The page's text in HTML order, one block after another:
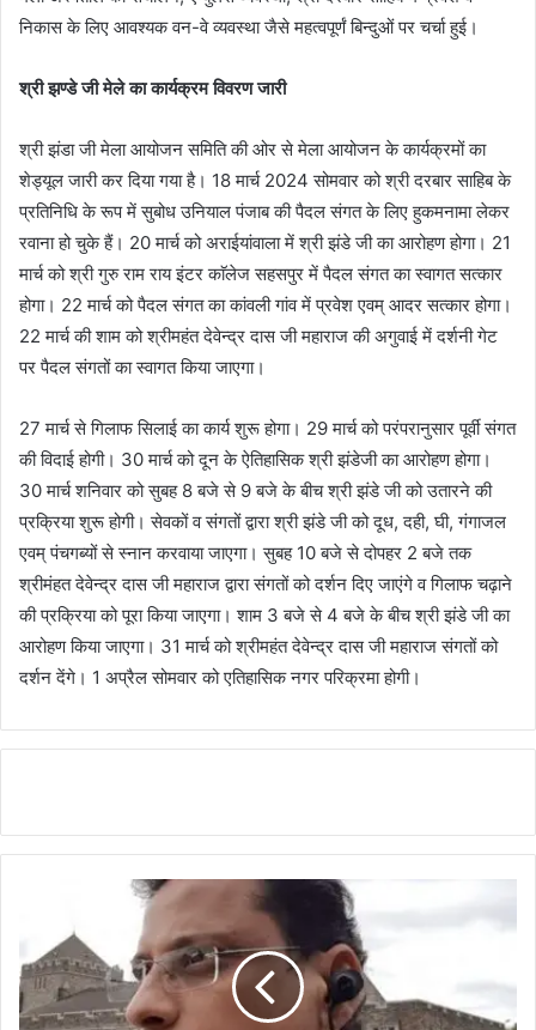
निकास के लिए आवश्यक वन-वे व्यवस्था जैसे महत्वपूर्णं बिन्दुओं पर चर्चा हुई।
श्री झण्डे जी मेले का कार्यक्रम विवरण जारी
श्री झंडा जी मेला आयोजन समिति की ओर से मेला आयोजन के कार्यक्रमों का
शेड्यूल जारी कर दिया गया है। 18 मार्च 2024 सोमवार को श्री दरबार साहिब के
प्रतिनिधि के रूप में सुबोध उनियाल पंजाब की पैदल संगत के लिए हुकमनामा लेकर
रवाना हो चुके हैं। 20 मार्च को अराईयांवाला में श्री झंडे जी का आरोहण होगा। 21
मार्च को श्री गुरु राम राय इंटर काॅलेज सहसपुर में पैदल संगत का स्वागत सत्कार
होगा। 22 मार्च को पैदल संगत का कांवली गांव में प्रवेश एवम् आदर सत्कार होगा।
22 मार्च की शाम को श्रीमहंत देवेन्द्र दास जी महाराज की अगुवाई में दर्शनी गेट
पर पैदल संगतों का स्वागत किया जाएगा।
27 मार्च से गिलाफ सिलाई का कार्य शुरू होगा। 29 मार्च को परंपरानुसार पूर्वी संगत
की विदाई होगी। 30 मार्च को दून के ऐतिहासिक श्री झंडेजी का आरोहण होगा।
30 मार्च शनिवार को सुबह 8 बजे से 9 बजे के बीच श्री झंडे जी को उतारने की
प्रक्रिया शुरू होगी। सेवकों व संगतों द्वारा श्री झंडे जी को दूध, दही, घी, गंगाजल
एवम् पंचगब्यों से स्नान करवाया जाएगा। सुबह 10 बजे से दोपहर 2 बजे तक
श्रीमंहत देवेन्द्र दास जी महाराज द्वारा संगतों को दर्शन दिए जाएंगे व गिलाफ चढ़ाने
की प्रक्रिया को पूरा किया जाएगा। शाम 3 बजे से 4 बजे के बीच श्री झंडे जी का
आरोहण किया जाएगा। 31 मार्च को श्रीमहंत देवेन्द्र दास जी महाराज संगतों को
दर्शन देंगे। 1 अप्रैल सोमवार को एतिहासिक नगर परिक्रमा होगी।